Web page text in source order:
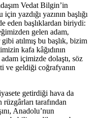
Vedat Bilgin’in
yazdığı yazının başlığı
eden başlıklardan biriydi:
gelen adam,
atılmış bu başlık, bizim
kafa kâğıdının
içimizde dolaştı, söz
ve geldiği coğrafyanın
getirdiği hava da
tarafından
Anadolu’nun